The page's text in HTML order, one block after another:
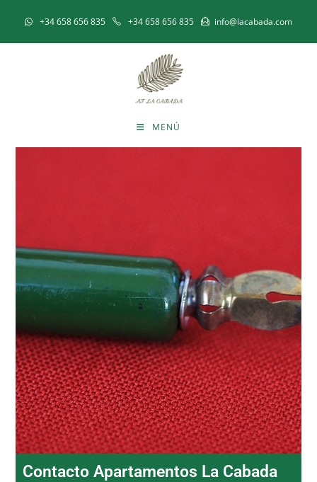
+34 658 656 835 +34 658 656 835 info@lacabada.com
MENÚ
Contacto Apartamentos La Cabada